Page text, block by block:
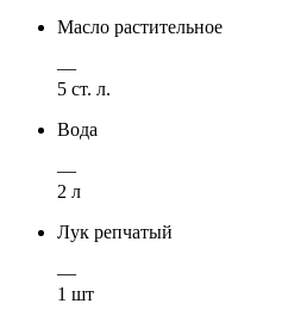
Масло растительное
—
5 ст. л.
Вода
—
2 л
Лук репчатый
—
1 шт